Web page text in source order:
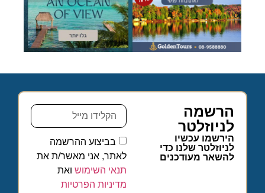
הרשמה
לניוזלטר
הירשמו עכשיו
לניוזלטר שלנו כדי
להשאר מעודכנים
בביצוע ההרשמה
לאתר, אני מאשר/ת את
תנאי השימוש ואת
מדיניות הפרטיות